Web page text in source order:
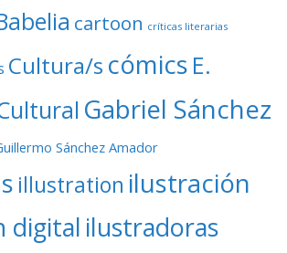
cartoon críticas literarias
Cultura/s cómics E.
Gabriel Sánchez
Sánchez Amador
illustration ilustración
digital ilustradoras